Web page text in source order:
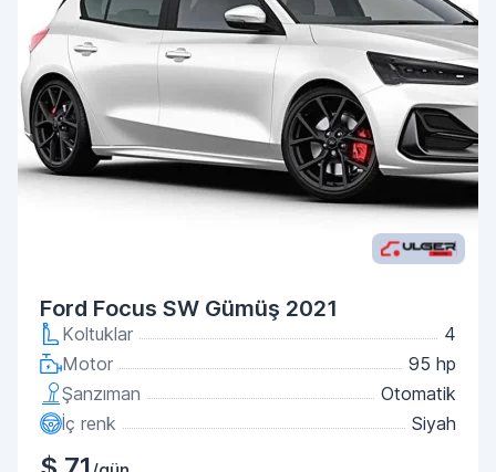
Ford Focus SW Gümüş 2021
Koltuklar
4
Motor
95 hp
Şanzıman
Otomatik
İç renk
Siyah